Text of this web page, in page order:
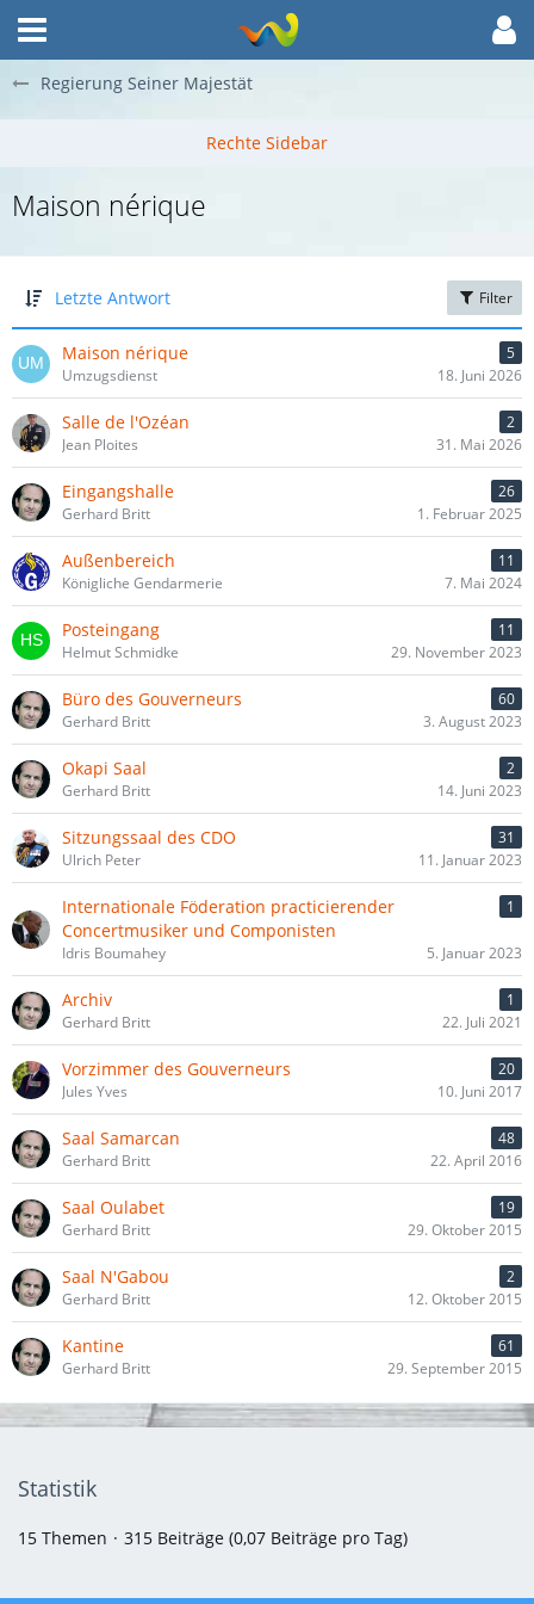
Regierung Seiner Majestät
Maison nérique
Letzte Antwort Filter
Maison nérique
5
Umzugsdienst
18. Juni 2026
Salle de l'Ozéan
2
Jean Ploites
31. Mai 2026
Eingangshalle
26
Gerhard Britt
1. Februar 2025
Außenbereich
11
Königliche Gendarmerie
7. Mai 2024
Posteingang
11
Helmut Schmidke
29. November 2023
Büro des Gouverneurs
60
Gerhard Britt
3. August 2023
Okapi Saal
2
Gerhard Britt
14. Juni 2023
Sitzungssaal des CDO
31
Ulrich Peter
11. Januar 2023
Internationale Föderation practicierender
Concertmusiker und Componisten
1
Idris Boumahey 5. Januar 2023
Archiv
1
Gerhard Britt
22. Juli 2021
Vorzimmer des Gouverneurs
20
Jules Yves
10. Juni 2017
Saal Samarcan
48
Gerhard Britt
22. April 2016
Saal Oulabet
19
Gerhard Britt
29. Oktober 2015
Saal N'Gabou
2
Gerhard Britt
12. Oktober 2015
Kantine
61
Gerhard Britt
29. September 2015
Statistik
15 Themen 315 Beiträge (0,07 Beiträge pro Tag)